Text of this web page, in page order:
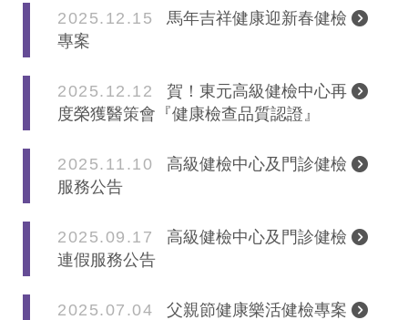
2025.12.15
馬年吉祥健康迎新春健檢
專案
2025.12.12
賀！東元高級健檢中心再
度榮獲醫策會『健康檢查品質認證』
2025.11.10
高級健檢中心及門診健檢
服務公告
2025.09.17
高級健檢中心及門診健檢
連假服務公告
2025.07.04
父親節健康樂活健檢專案